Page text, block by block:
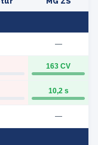
—
163 CV
10,2 s
—